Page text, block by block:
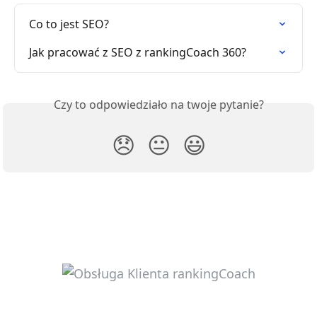
Co to jest SEO?
Jak pracować z SEO z rankingCoach 360?
Czy to odpowiedziało na twoje pytanie?
😞 😐 😃